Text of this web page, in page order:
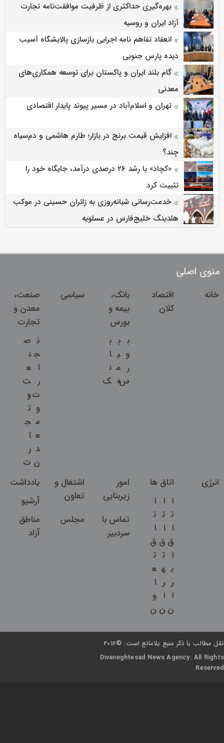
بهره‌گیری حداکثری از ظرفیت موافقت‌نامه تجارت
آزاد ایران و روسیه
انعقاد تفاهم نامه اجرایی بازسازی پالایشگاه آسیب
دیده پارس جنوبی
گام بلند ایران و پاکستان برای توسعه همکاری‌های
معدنی
تهران و اسلام‌آباد در مسیر پیوند پایدار اقتصادی
افزایش قیمت برنج در بازار؛ طارم هاشمی و دم‌سیاه
چند؟
«کچاد» با رشد ۲۶ درصدی درآمد، جایگاه خود را
تثبیت کرد
خدمت‌رسانی شبانه‌روزی به زائران حسینی در موکب
هلدینگ خلیج‌فارس در عسلویه
منوی اصلی
خانه
اقتصاد
کلان
بانک،
بیمه و
بورس
ب
و
ر
س
ب
ی
م
ه
ب
ا
ن
ک
سیاسی
صنعت،
معدن و
تجارت
ت
ج
ا
ر
ت
و
م
ع
د
ن
ص
ن
ع
ت
و
ت
ج
ا
ر
ت
انرژی
اتاق ها
ا
ت
ا
ق
ا
ی
ر
ا
ن
ا
ت
ا
ق
ت
ه
ر
ا
ن
ا
ت
ا
ق
ت
ع
ا
و
ن
امور
زیربنایی
اشتغال و
تعاون
یادداشت
آرشیو
تماس با
سردبیر
مجلس
مناطق
آزاد
نقل مطالب با ذکر منبع بلامانع است. ©2016
Divaneghtesad News Agency. All Rights
Reserved